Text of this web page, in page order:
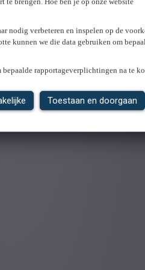
nodig verbeteren en inspelen op de
kunnen we die data gebruiken om
rapportageverplichtingen na te
Toestaan en doorgaan